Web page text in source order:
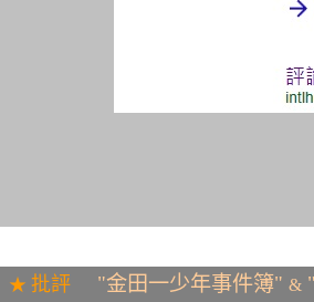
★ 批評 "金田一少年事件簿" &